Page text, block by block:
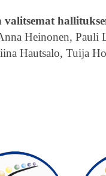
valitsemat
Heinonen, Pauli
Hautsalo, Tuija